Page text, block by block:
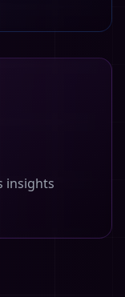
insights